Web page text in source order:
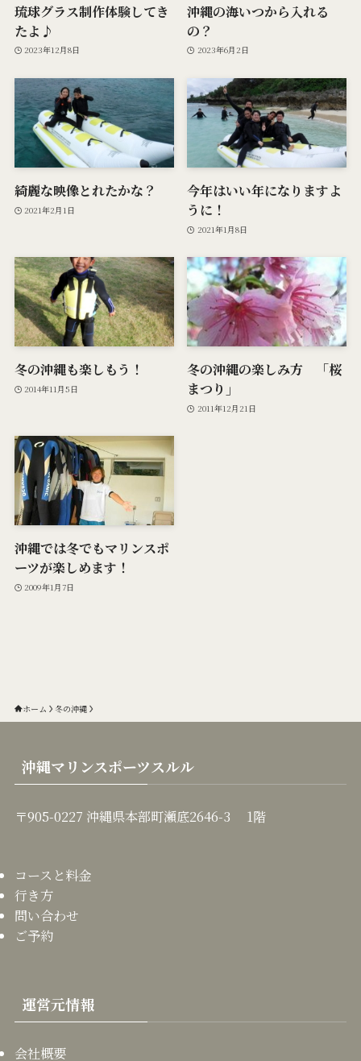
琉球グラス制作体験してき
たよ♪
2023年12月8日
沖縄の海いつから入れる
の？
2023年6月2日
綺麗な映像とれたかな？
2021年2月1日
今年はいい年になりますよ
うに！
2021年1月8日
冬の沖縄も楽しもう！
2014年11月5日
冬の沖縄の楽しみ方 「桜
まつり」
2011年12月21日
沖縄では冬でもマリンスポ
ーツが楽しめます！
2009年1月7日
ホーム 冬の沖縄
沖縄マリンスポーツスルル
〒905-0227 沖縄県本部町瀬底2646-3 1階
コースと料金
行き方
問い合わせ
ご予約
運営元情報
会社概要